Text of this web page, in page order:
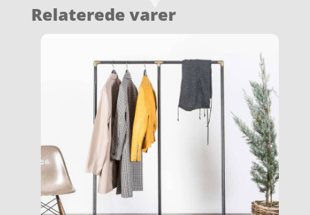
Relaterede varer